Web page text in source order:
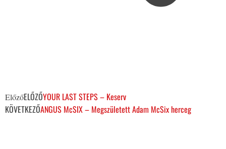
ElőzőELŐZŐYOUR LAST STEPS – Keserv
KÖVETKEZŐANGUS McSIX – Megszületett Adam McSix herceg